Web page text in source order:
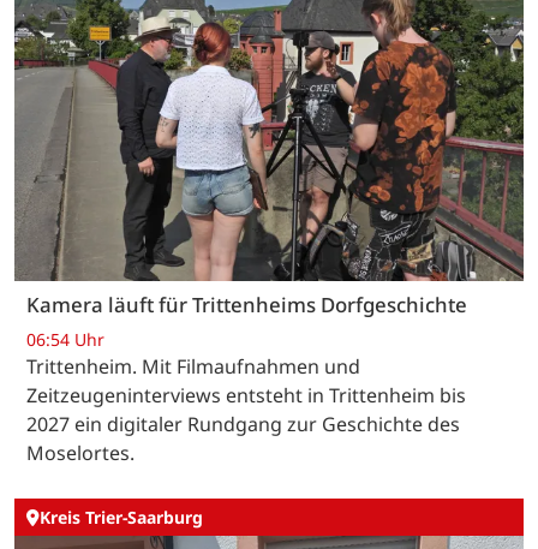
Kamera läuft für Trittenheims Dorfgeschichte
06:54 Uhr
Trittenheim. Mit Filmaufnahmen und
Zeitzeugeninterviews entsteht in Trittenheim bis
2027 ein digitaler Rundgang zur Geschichte des
Moselortes.
Kreis Trier-Saarburg